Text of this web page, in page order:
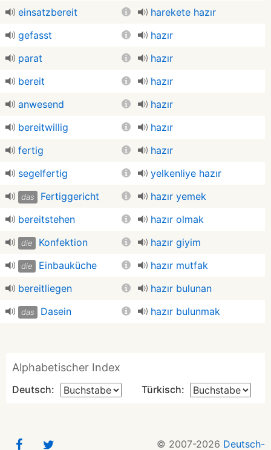
einsatzbereit
harekete hazır
gefasst
hazır
parat
hazır
bereit
hazır
anwesend
hazır
bereitwillig
hazır
fertig
hazır
segelfertig
yelkenliye hazır
das Fertiggericht
hazır yemek
bereitstehen
hazır olmak
die Konfektion hazır giyim
die Einbauküche
hazır mutfak
bereitliegen
hazır bulunan
das Dasein hazır bulunmak
Alphabetischer Index
Deutsch: Türkisch:
© 2007-2026 Deutsch-